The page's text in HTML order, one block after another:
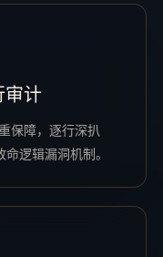
审计
保障，逐行深扒
逻辑漏洞机制。